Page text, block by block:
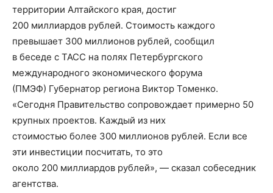
территории Алтайского края, достиг
200 миллиардов рублей. Стоимость каждого
превышает 300 миллионов рублей, сообщил
в беседе с ТАСС на полях Петербургского
международного экономического форума
(ПМЭФ) Губернатор региона Виктор Томенко.
«Сегодня Правительство сопровождает примерно 50
крупных проектов. Каждый из них
стоимостью более 300 миллионов рублей. Если все
эти инвестиции посчитать, то это
около 200 миллиардов рублей», — сказал собеседник
агентства.